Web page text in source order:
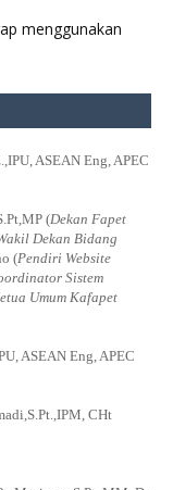
menggunakan
ASEAN Eng, APEC
(Dekan Fapet
Dekan Bidang
(Pendiri Website
Sistem
Umum Kafapet
ASEAN Eng, APEC
CHt